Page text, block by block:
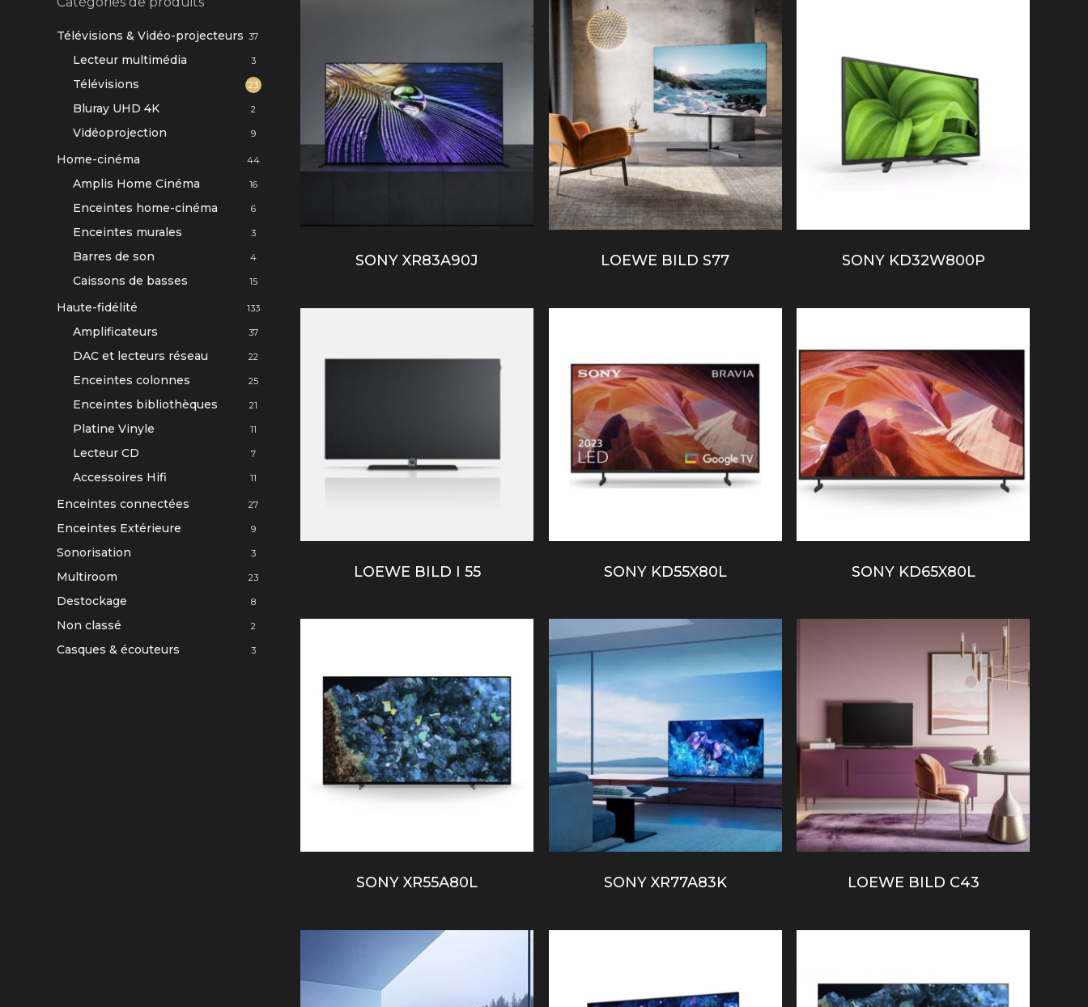
Télévisions & Vidéo-projecteurs 37
Lecteur multimédia 3
Télévisions 23
Bluray UHD 4K 2
Vidéoprojection 9
Home-cinéma 44
Amplis Home Cinéma 16
Enceintes home-cinéma 6
Enceintes murales 3
Barres de son 4
Caissons de basses 15
Haute-fidélité 133
Amplificateurs 37
DAC et lecteurs réseau 22
Enceintes colonnes 25
Enceintes bibliothèques 21
Platine Vinyle 11
Lecteur CD 7
Accessoires Hifi 11
Enceintes connectées 27
Enceintes Extérieure 9
Sonorisation 3
Multiroom 23
Destockage 8
Non classé 2
Casques & écouteurs 3
SONY XR83A90J LOEWE BILD S77 SONY KD32W800P
LOEWE BILD I 55 SONY KD55X80L SONY KD65X80L
SONY XR55A80L SONY XR77A83K LOEWE BILD C43